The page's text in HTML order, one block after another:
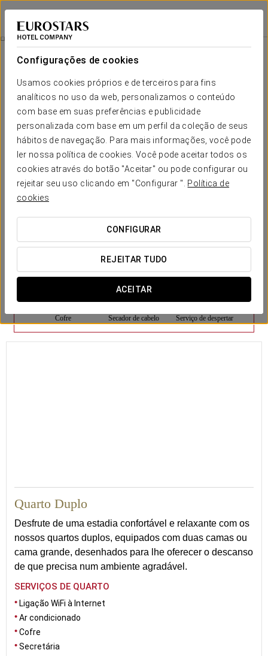
Configurações de cookies
Usamos cookies próprios e de terceiros para fins
analíticos no uso da web, personalizamos o conteúdo
com base em suas preferências e publicidade
personalizada com base em um perfil da coleção de seus
hábitos de navegação. Para mais informações, você pode
ler nossa política de cookies. Você pode aceitar todos os
cookies através do botão "Aceitar" ou pode configurar ou
rejeitar seu uso clicando em "Configurar ". Política de
cookies
CONFIGURAR
REJEITAR TUDO
ACEITAR
Exe Majestic
NÁPOLES
Quartos
Quartos
O conforto e descanso que necessita
O Exe Majestic tem 114 quartos distribuídos por 10 andares. São
quartosespaçosos, confortáveis, com muita luze com as
comodidades próprias de um hotel de 4 estrelas. Alguns dos quartos
gozam de uma fantástica vista panorâmica sobre Nápoles, a sua
baía e o Monte Vesúvio
O hotel dispõe também de6 suites júniorcom espaços
diferenciados entre a sala de estar e o quarto, bem como de quartos
adaptados a pessoas com mobilidade reduzida.
SERVIÇOS EM DESTAQUE
Quartos
Cofre Secador de cabelo Serviço de despertar
Quarto Duplo
Desfrute de uma estadia confortável e relaxante com os
nossos quartos duplos, equipados com duas camas ou
cama grande, desenhados para lhe oferecer o descanso
de que precisa num ambiente agradável.
SERVIÇOS DE QUARTO
Ligação WiFi à Internet
Ar condicionado
Cofre
Secretária